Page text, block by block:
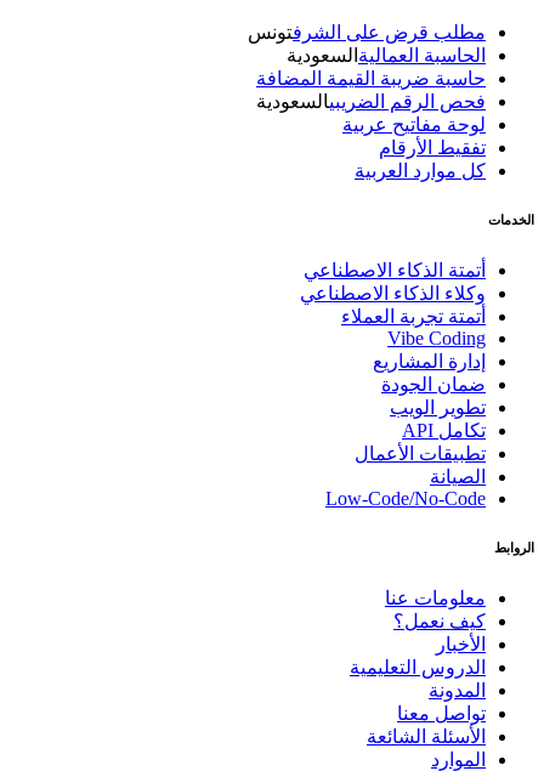
مطلب قرض على الشرف تونس
الحاسبة العماليةالسعودية
حاسبة ضريبة القيمة المضافة
فحص الرقم الضريبيالسعودية
لوحة مفاتيح عربية
تفقيط الأرقام
كل موارد العربية
الخدمات
أتمتة الذكاء الاصطناعي
وكلاء الذكاء الاصطناعي
أتمتة تجربة العملاء
Vibe Coding
إدارة المشاريع
ضمان الجودة
تطوير الويب
تكامل API
تطبيقات الأعمال
الصيانة
Low-Code/No-Code
الروابط
معلومات عنا
كيف نعمل؟
الأخبار
الدروس التعليمية
المدونة
تواصل معنا
الأسئلة الشائعة
الموارد